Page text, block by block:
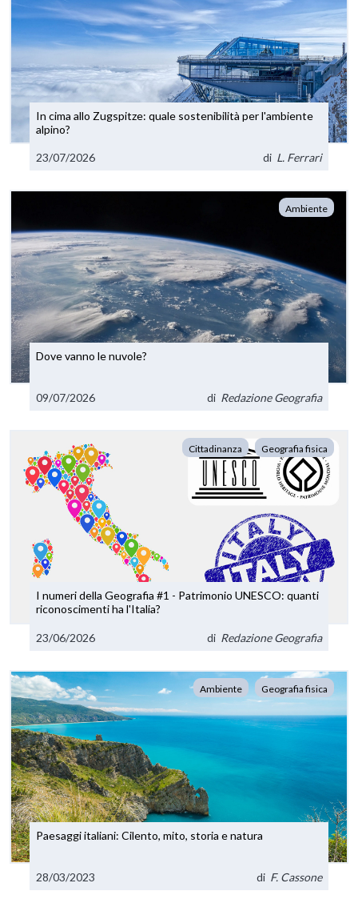
In cima allo Zugspitze: quale sostenibilità per l'ambiente
alpino?
23/07/2026 di L. Ferrari
Ambiente
Dove vanno le nuvole?
09/07/2026 di Redazione Geografia
Cittadinanza Geografia fisica
I numeri della Geografia #1 - Patrimonio UNESCO: quanti
riconoscimenti ha l'Italia?
23/06/2026 di Redazione Geografia
Ambiente Geografia fisica
Paesaggi italiani: Cilento, mito, storia e natura
28/03/2023 di F. Cassone